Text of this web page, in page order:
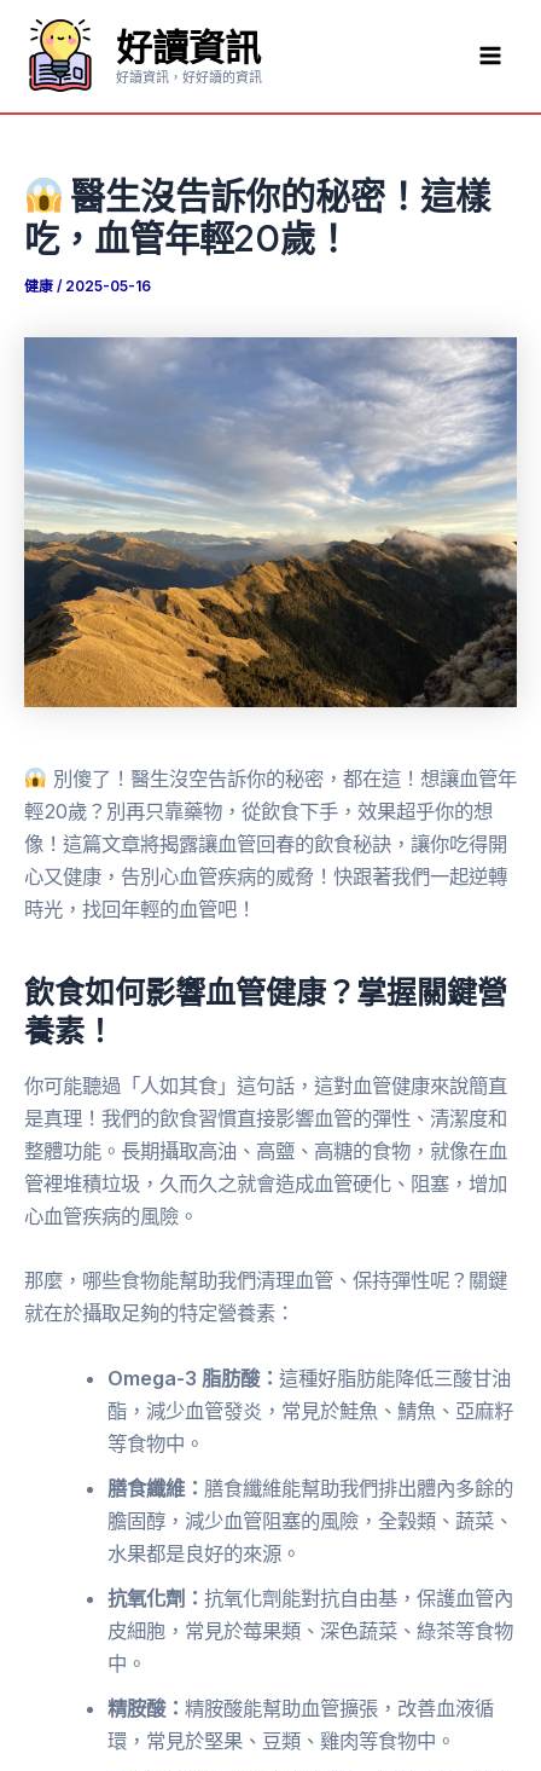
要
好讀資訊
好讀資訊，好好讀的資訊
醫生沒告訴你的秘密！這樣
吃，血管年輕20歲！
健康 / 2025-05-16
別傻了！醫生沒空告訴你的秘密，都在這！想讓血管年
輕20歲？別再只靠藥物，從飲食下手，效果超乎你的想
像！這篇文章將揭露讓血管回春的飲食秘訣，讓你吃得開
心又健康，告別心血管疾病的威脅！快跟著我們一起逆轉
時光，找回年輕的血管吧！
飲食如何影響血管健康？掌握關鍵營
養素！
你可能聽過「人如其食」這句話，這對血管健康來說簡直
是真理！我們的飲食習慣直接影響血管的彈性、清潔度和
整體功能。長期攝取高油、高鹽、高糖的食物，就像在血
管裡堆積垃圾，久而久之就會造成血管硬化、阻塞，增加
心血管疾病的風險。
那麼，哪些食物能幫助我們清理血管、保持彈性呢？關鍵
就在於攝取足夠的特定營養素：
Omega-3 脂肪酸：這種好脂肪能降低三酸甘油
酯，減少血管發炎，常見於鮭魚、鯖魚、亞麻籽
等食物中。
膳食纖維： 膳食纖維能幫助我們排出體內多餘的
膽固醇，減少血管阻塞的風險，全穀類、蔬菜、
水果都是良好的來源。
抗氧化劑：抗氧化劑能對抗自由基，保護血管內
皮細胞，常見於莓果類、深色蔬菜、綠茶等食物
中。
精胺酸：精胺酸能幫助血管擴張，改善血液循
環，常見於堅果、豆類、雞肉等食物中。